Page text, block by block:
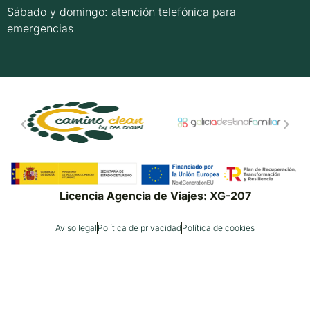
Sábado y domingo: atención telefónica para
emergencias
Licencia Agencia de Viajes: XG-207
Aviso legal Política de privacidadPolítica de cookies